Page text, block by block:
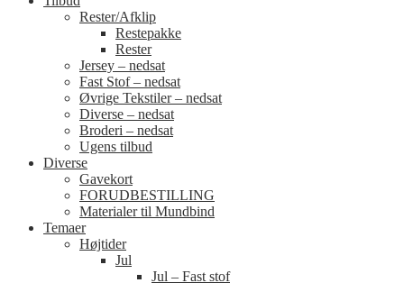
Rester/Afklip
Restepakke
Rester
Jersey – nedsat
Fast Stof – nedsat
Øvrige Tekstiler – nedsat
Diverse – nedsat
Broderi – nedsat
Ugens tilbud
Diverse
Gavekort
FORUDBESTILLING
Materialer til Mundbind
Temaer
Højtider
Jul
Jul – Fast stof